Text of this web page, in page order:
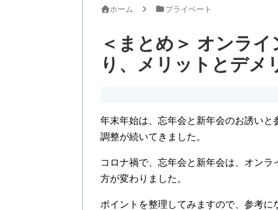
ホーム プライベート
＜まとめ＞ オンラ
り、メリットとデメ
年末年始は、忘年会と新年会のお誘い
調整が続いてきました。
コロナ禍で、忘年会と新年会は、オン
方が変わりました。
ポイントを整理してみますので、参考に